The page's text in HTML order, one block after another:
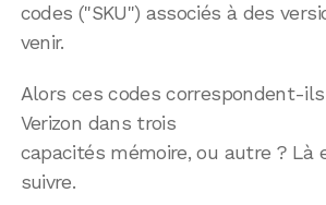
codes ("SKU") associés à des
venir.
Alors ces codes correspondent-
Verizon dans trois
capacités mémoire, ou autre ? Là
suivre.